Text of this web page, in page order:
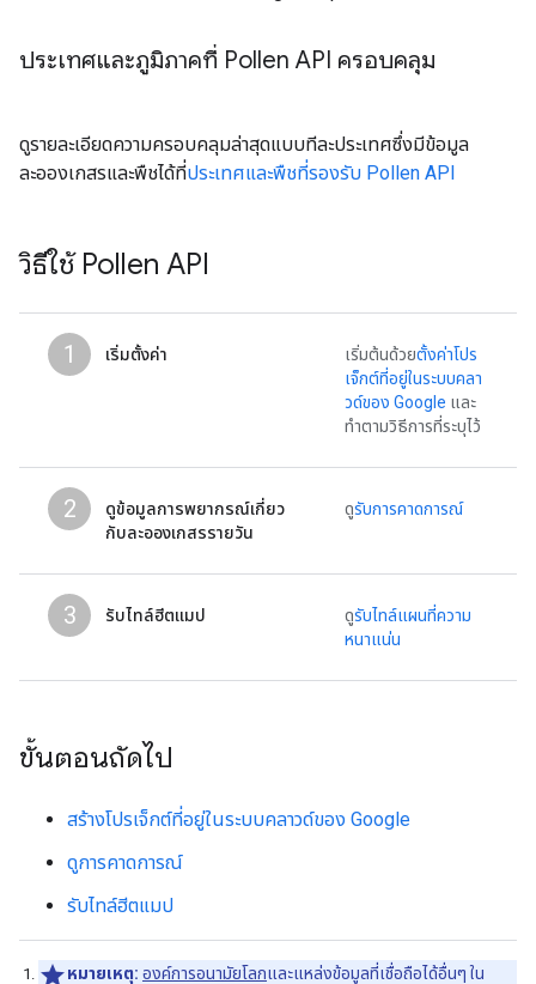
ประเทศและภูมิภาคที่ Pollen API ครอบคลุม
ดูรายละเอียดความครอบคลุมล่าสุดแบบทีละประเทศซึ่งมีข้อมูล
ละอองเกสรและพืชได้ที่ประเทศและพืชที่รองรับ Pollen API
วิธีใช้ Pollen API
1 เริ่มตั้งค่า เริ่มต้นด้วยตั้งค่าโปร
เจ็กต์ที่อยู่ในระบบคลา
วด์ของ Google และ
ทําตามวิธีการที่ระบุไว้
2
ดูข้อมูลการพยากรณ์เกี่ยว
กับละอองเกสรรายวัน
ดูรับการคาดการณ์
3 รับไทล์ฮีตแมป ดูรับไทล์แผนที่ความ
หนาแน่น
ขั้นตอนถัดไป
สร้างโปรเจ็กต์ที่อยู่ในระบบคลาวด์ของ Google
ดูการคาดการณ์
รับไทล์ฮีตแมป
หมายเหตุ: องค์การอนามัยโลกและแหล่งข้อมูลที่เชื่อถือได้อื่นๆ ใน